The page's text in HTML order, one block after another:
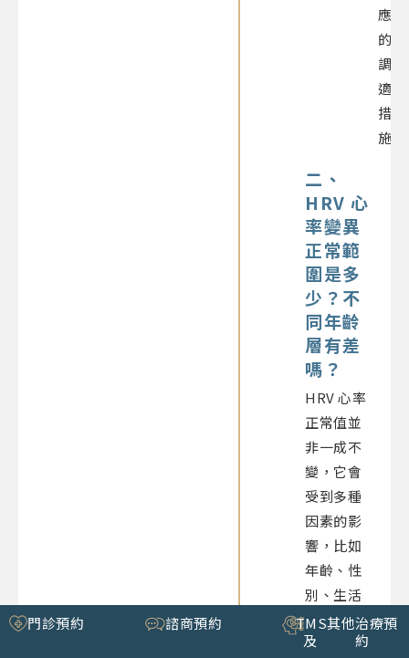
應
的
調
適
措
施。
二、
HRV心
率變異
正常範
圍是多
少？不
同年齡
層有差
嗎？
HRV 心率
正常值並
非一成不
變，它會
受到多種
因素的影
響，比如
年齡、性
別、生活
習慣、健
康狀況、
門診預約 諮商預約
TMS
及
其他治療預
約